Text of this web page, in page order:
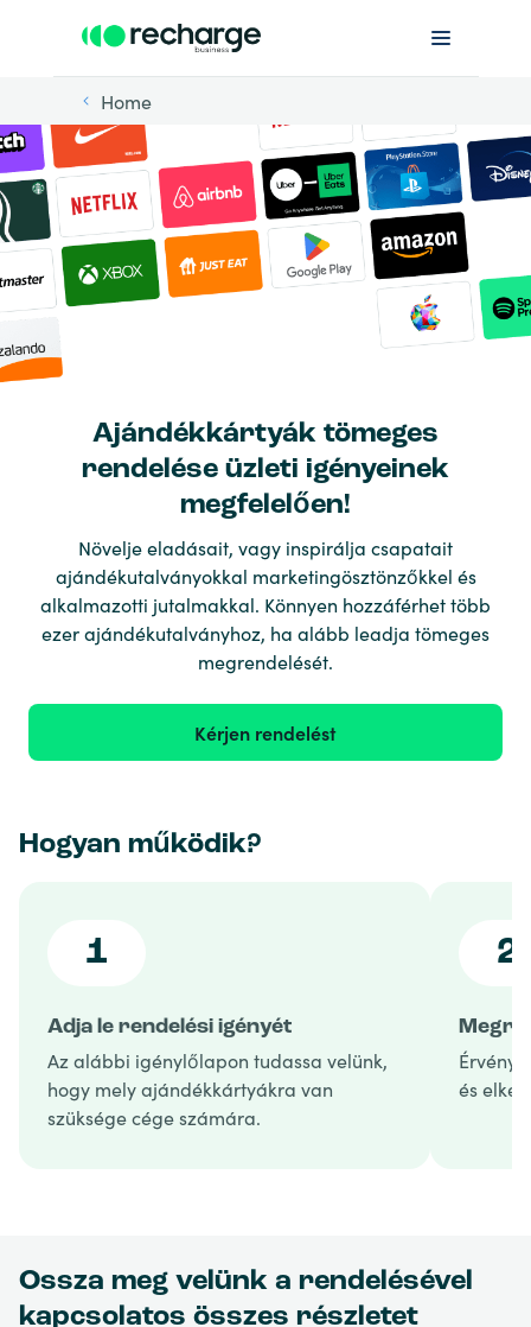
Home
Ajándékkártyák tömeges
rendelése üzleti igényeinek
megfelelően!
Növelje eladásait, vagy inspirálja csapatait
ajándékutalványokkal marketingösztönzőkkel és
alkalmazotti jutalmakkal. Könnyen hozzáférhet több
ezer ajándékutalványhoz, ha alább leadja tömeges
megrendelését.
Kérjen rendelést
Hogyan működik?
1
Adja le rendelési igényét
Az alábbi igénylőlapon tudassa velünk,
hogy mely ajándékkártyákra van
szüksége cége számára.
2
és
Ossza meg velünk a rendelésével
kapcsolatos összes részletet